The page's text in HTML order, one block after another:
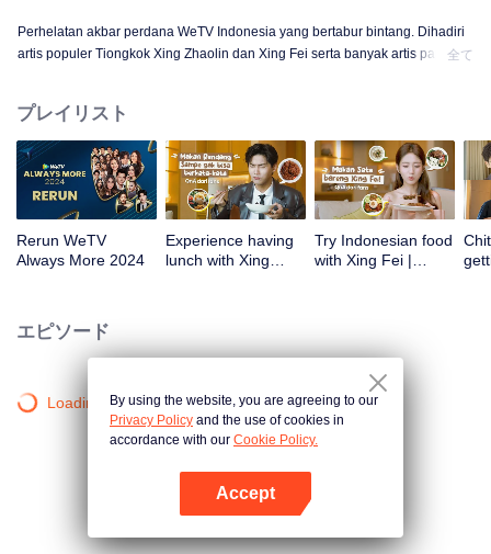
Perhelatan akbar perdana WeTV Indonesia yang bertabur bintang. Dihadiri
artis populer Tiongkok Xing Zhaolin dan Xing Fei serta banyak artis papan
banyak lagi. Plus penampilan spesial dari Rossa. Di acara ini WeTV
Indonesia juga mengumumkan WeTV Original series yang akan tayang
tahun mendatang.
全て
プレイリスト
Rerun WeTV
Always More 2024
Experience having
lunch with Xing
Try Indonesian food
with Xing Fei |
エピソード
Loading…By using the website, you are agreeing to our
Privacy Policy and the use of cookies in
accordance with our Cookie Policy.
Accept